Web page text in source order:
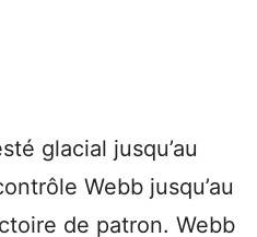
glacial jusqu’au
Webb jusqu’au
de patron. Webb